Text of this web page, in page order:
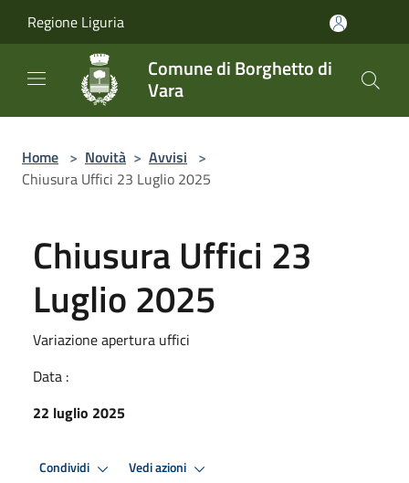
Regione Liguria
Comune di Borghetto di
Vara
Home > Novità > Avvisi >
Chiusura Uffici 23 Luglio 2025
Chiusura Uffici 23
Luglio 2025
Variazione apertura uffici
Data :
22 luglio 2025
Condividi Vedi azioni